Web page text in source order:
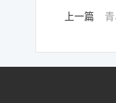
上一篇